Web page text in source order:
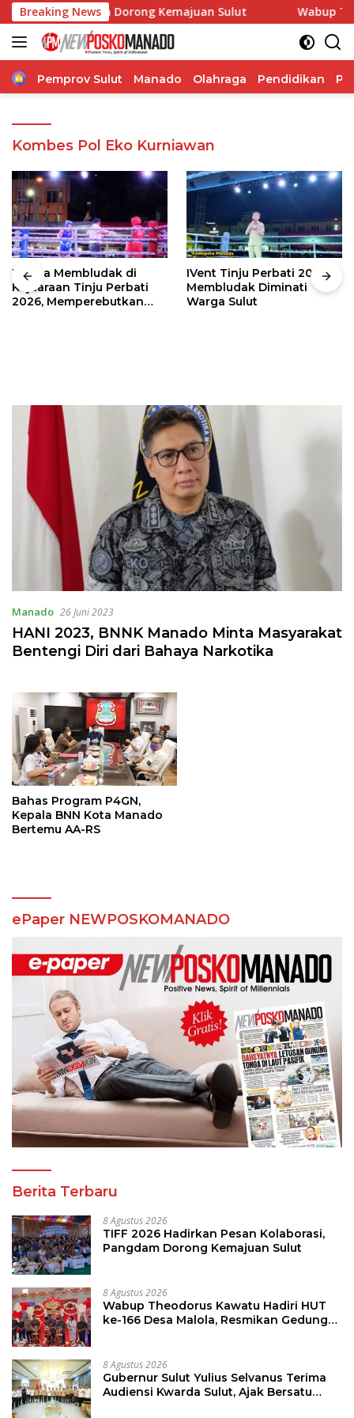
Langsung
ke
konten
Breaking News
Pangdam Dorong Kemajuan Sulut Wabup
Home
Pemprov Sulut Manado Olahraga Pendidikan
Kombes Pol Eko Kurniawan
Warga Membludak di
Kejuaraan Tinju Perbati
2026, Memperebutkan
IVent Tinju Perbati 2026
Membludak Diminati
Warga Sulut
Manado 26 Juni 2023
HANI 2023, BNNK Manado Minta Masyarakat
Bentengi Diri dari Bahaya Narkotika
Bahas Program P4GN,
Kepala BNN Kota Manado
Bertemu AA-RS
ePaper NEWPOSKOMANADO
Berita Terbaru
8 Agustus 2026
TIFF 2026 Hadirkan Pesan Kolaborasi,
Pangdam Dorong Kemajuan Sulut
8 Agustus 2026
Wabup Theodorus Kawatu Hadiri HUT
ke-166 Desa Malola, Resmikan Gedung
8 Agustus 2026
Gubernur Sulut Yulius Selvanus Terima
Audiensi Kwarda Sulut, Ajak Bersatu